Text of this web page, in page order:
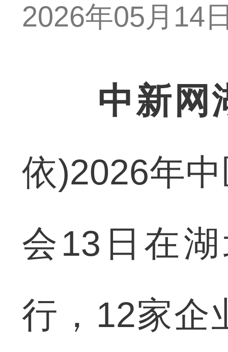
2026年05月14
中新网
依)2026年
会13日在
行，12家企